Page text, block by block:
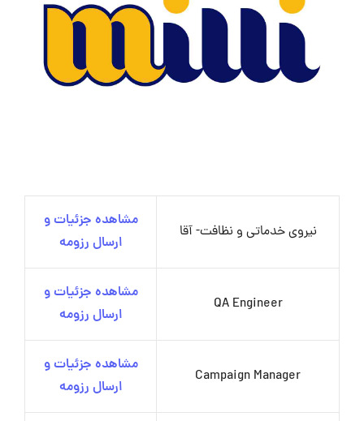
نیروی خدماتی و نظافت- آقا
مشاهده جزئیات و
ارسال رزومه
QA Engineer
مشاهده جزئیات و
ارسال رزومه
Campaign Manager
مشاهده جزئیات و
ارسال رزومه